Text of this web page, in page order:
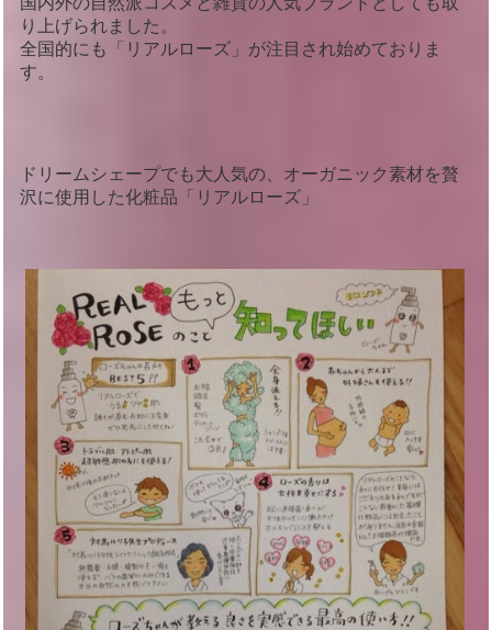
り上げられました。
全国的にも「リアルローズ」が注目され始めておりま
す。
ドリームシェープでも大人気の、オーガニック素材を贅
沢に使用した化粧品「リアルローズ」